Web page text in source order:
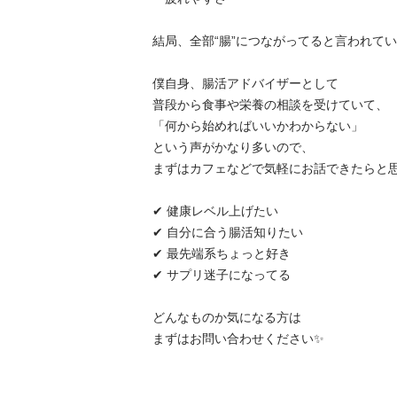
結局、全部“腸”につながってると言われて
僕自身、腸活アドバイザーとして
普段から食事や栄養の相談を受けていて、
「何から始めればいいかわからない」
という声がかなり多いので、
まずはカフェなどで気軽にお話できたらと
✔ 健康レベル上げたい
✔ 自分に合う腸活知りたい
✔ 最先端系ちょっと好き
✔ サプリ迷子になってる
どんなものか気になる方は
まずはお問い合わせください✨